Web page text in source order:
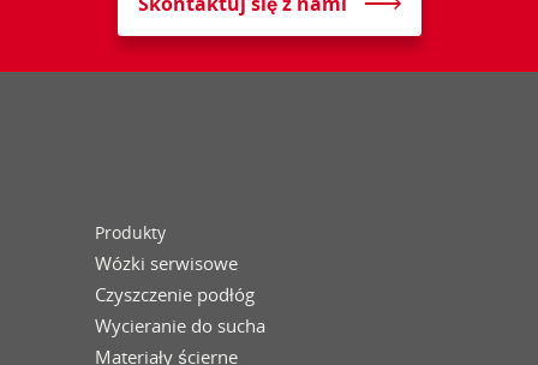
Produkty
Wózki serwisowe
Czyszczenie podłóg
Wycieranie do sucha
Materiały ścierne